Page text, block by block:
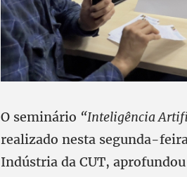
O seminário “Inteligência
realizado nesta segunda-
Indústria da CUT,